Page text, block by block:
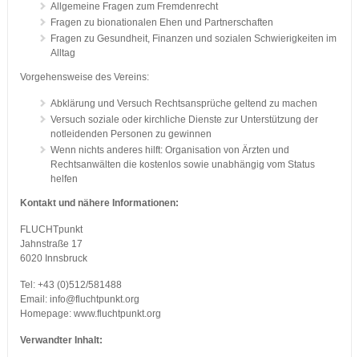
Allgemeine Fragen zum Fremdenrecht
Fragen zu bionationalen Ehen und Partnerschaften
Fragen zu Gesundheit, Finanzen und sozialen Schwierigkeiten im
Alltag
Vorgehensweise des Vereins:
Abklärung und Versuch Rechtsansprüche geltend zu machen
Versuch soziale oder kirchliche Dienste zur Unterstützung der
notleidenden Personen zu gewinnen
Wenn nichts anderes hilft: Organisation von Ärzten und
Rechtsanwälten die kostenlos sowie unabhängig vom Status
helfen
Kontakt und nähere Informationen:
FLUCHTpunkt
Jahnstraße 17
6020 Innsbruck
Tel: +43 (0)512/581488
Email: info@fluchtpunkt.org
Homepage: www.fluchtpunkt.org
Verwandter Inhalt: